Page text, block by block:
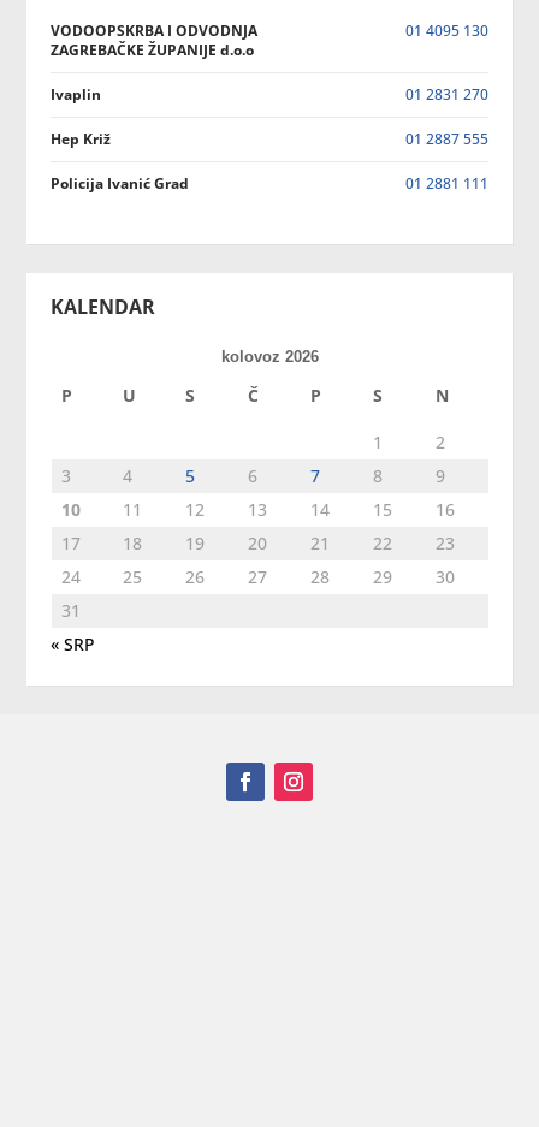
VODOOPSKRBA I ODVODNJA
ZAGREBAČKE ŽUPANIJE d.o.o
01 4095 130
Ivaplin 01 2831 270
Hep Križ 01 2887 555
Policija Ivanić Grad 01 2881 111
KALENDAR
kolovoz 2026
P U S Č P S N
1
2
3
4 5 6 7 8
9
10
11 12 13 14 15
16
17
18 19 20 21 22
23
24
25 26 27 28 29
30
31
« SRP